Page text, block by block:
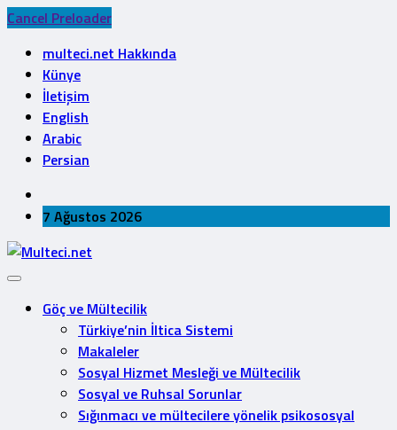
Cancel Preloader
multeci.net Hakkında
Künye
İletişim
English
Arabic
Persian
7 Ağustos 2026
Göç ve Mültecilik
Türkiye’nin İltica Sistemi
Makaleler
Sosyal Hizmet Mesleği ve Mültecilik
Sosyal ve Ruhsal Sorunlar
Sığınmacı ve mültecilere yönelik psikososyal